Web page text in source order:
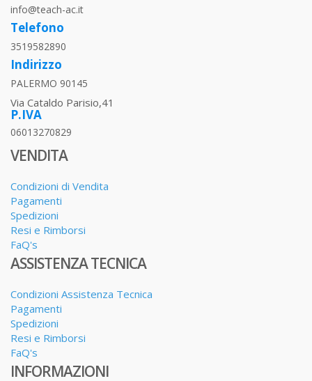
info@teach-ac.it
Telefono
3519582890
Indirizzo
PALERMO 90145
Via Cataldo Parisio,41
P.IVA
06013270829
VENDITA
Condizioni di Vendita
Pagamenti
Spedizioni
Resi e Rimborsi
FaQ's
ASSISTENZA TECNICA
Condizioni Assistenza Tecnica
Pagamenti
Spedizioni
Resi e Rimborsi
FaQ's
INFORMAZIONI